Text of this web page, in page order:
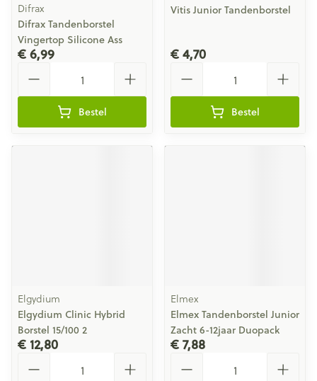
Difrax
Difrax Tandenborstel
Vingertop Silicone Ass
€ 6,99
Bestel
Vitis Junior Tandenborstel
€ 4,70
Bestel
Elgydium
Elgydium Clinic Hybrid
Borstel 15/100 2
€ 12,80
Elmex
Elmex Tandenborstel Junior
Zacht 6-12jaar Duopack
€ 7,88